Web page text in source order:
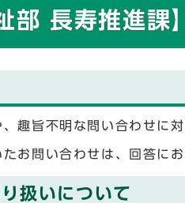
部 長寿推進課
趣旨不明な問い合わせに
お問い合わせは、回答に
扱いについて